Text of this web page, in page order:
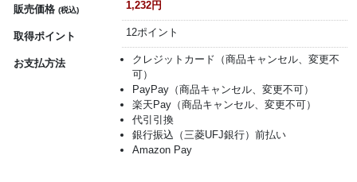
販売価格 (税込) 1,232円
取得ポイント 12ポイント
お支払方法
クレジットカード（商品キャンセル、変更不
可）
PayPay（商品キャンセル、変更不可）
楽天Pay（商品キャンセル、変更不可）
代引引換
銀行振込（三菱UFJ銀行）前払い
Amazon Pay